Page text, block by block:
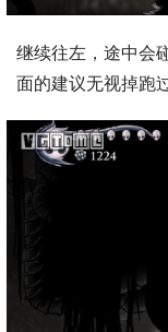
继续往左，途中会
面的建议无视掉跑